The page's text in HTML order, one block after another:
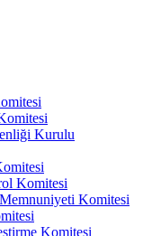
Kurulu
Komitesi
Komitesi
Komitesi